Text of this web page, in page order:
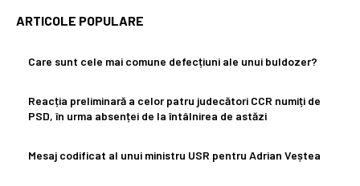
ARTICOLE POPULARE
Care sunt cele mai comune defecțiuni ale unui buldozer?
Reacția preliminară a celor patru judecători CCR numiți de
PSD, în urma absenței de la întâlnirea de astăzi
Mesaj codificat al unui ministru USR pentru Adrian Veștea